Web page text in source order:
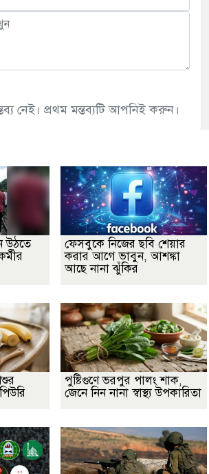
নেই। প্রথম মন্তব্যটি আপনিই করুন।
উঠতে
ফেসবুকে নিজের ছবি শেয়ার
করার আগে ভাবুন, আশঙ্কা
আছে নানা ঝুঁকির
পুষ্টিগুণে ভরপুর পালং শাক,
জেনে নিন নানা স্বাস্থ্য উপকারিতা